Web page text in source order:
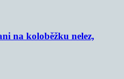
na koloběžku nelez,